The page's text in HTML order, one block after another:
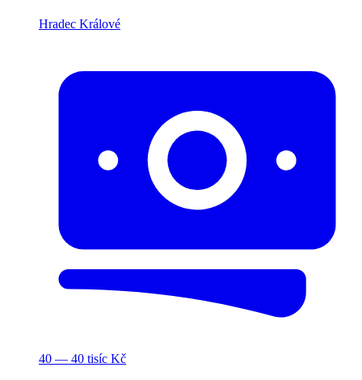
Hradec Králové
40 — 40 tisíc Kč